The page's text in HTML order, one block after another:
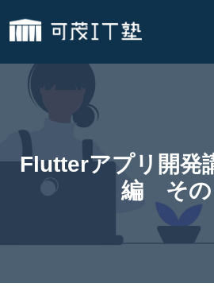
Flutterアプリ開
編 その